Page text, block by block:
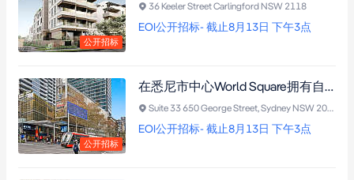
公开招标
36 Keeler Street Carlingford NSW 2118
EOI公开招标- 截止8月13日 下午3点
公开招标
在悉尼市中心World Square拥有自己的办公室｜5米挑高、自然采光、产权车位，一步到位
Suite 33 650 George Street, Sydney NSW 2000
EOI公开招标- 截止8月13日 下午3点